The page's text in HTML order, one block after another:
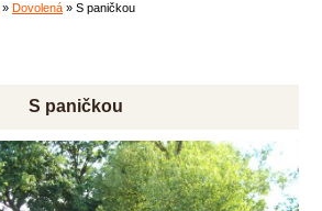
» Dovolená » S paničkou
S paničkou